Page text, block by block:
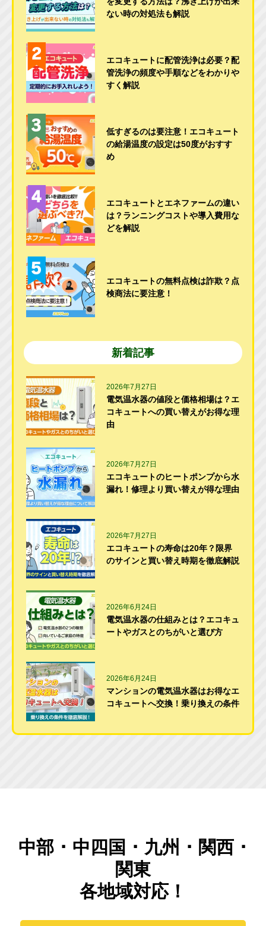
ない時の対処法も解説
エコキュートに配管洗浄は必要？配
管洗浄の頻度や手順などをわかりや
すく解説
低すぎるのは要注意！エコキュート
の給湯温度の設定は50度がおすす
め
エコキュートとエネファームの違い
は？ランニングコストや導入費用な
どを解説
エコキュートの無料点検は詐欺？点
検商法に要注意！
新着記事
2026年7月27日
電気温水器の値段と価格相場は？エ
コキュートへの買い替えがお得な理
由
2026年7月27日
エコキュートのヒートポンプから水
漏れ！修理より買い替えが得な理由
2026年7月27日
エコキュートの寿命は20年？限界
のサインと買い替え時期を徹底解説
2026年6月24日
電気温水器の仕組みとは？エコキュ
ートやガスとのちがいと選び方
2026年6月24日
マンションの電気温水器はお得なエ
コキュートへ交換！乗り換えの条件
中部 ･ 中四国 ･ 九州 ･ 関西 ･
関東
各地域対応！